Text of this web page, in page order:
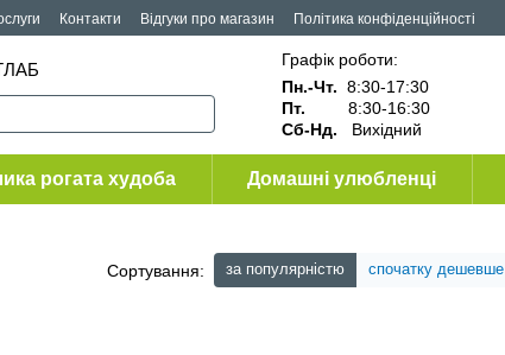
Контакти Відгуки про магазин
Політика конфіденційності
Графік роботи:
Пн.-Чт. 8:30-17:30
Пт.
8:30-16:30
Сб-Нд. Вихідний
рогата худоба Домашні улюбленці
Сортування: за популярністю спочатку дешевше